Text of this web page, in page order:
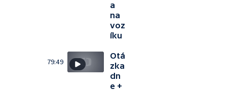
a
na
voz
íku
79:49
Otá
zka
dn
e +